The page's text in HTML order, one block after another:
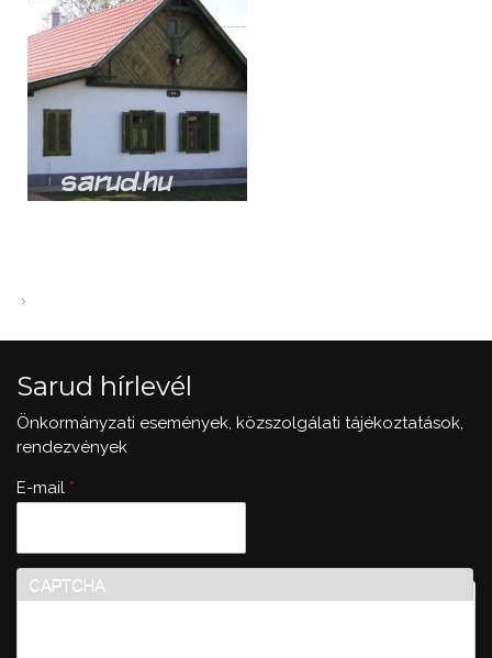
Sarud hírlevél
Önkormányzati események, közszolgálati tájékoztatások,
rendezvények
E-mail *
CAPTCHA